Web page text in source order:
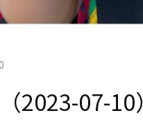
2023-07-10）